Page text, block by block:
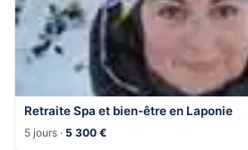
Retraite Spa et bien-être en Laponie
5 jours · 5 300 €